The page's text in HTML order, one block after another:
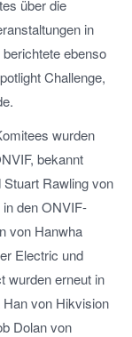
über die
in
ebenso
Challenge,
wurden
bekannt
Rawling von
den ONVIF-
von Hanwha
Electric und
wurden erneut in
von Hikvision
Dolan von